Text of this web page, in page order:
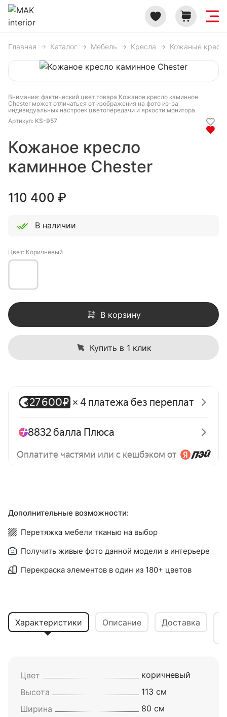
Главная Каталог Мебель Кресла Кожаные
Внимание: фактический цвет товара Кожаное кресло каминное
Chester может отличаться от изображения на фото из-за
индивидуальных настроек цветопередачи и яркости монитора.
Артикул: KS-957
Кожаное кресло
каминное Chester
110 400 ₽
В наличии
Цвет: Коричневый
В корзину
Купить в 1 клик
Дополнительные возможности:
Перетяжка мебели тканью на выбор
Получить живые фото данной модели в интерьере
Перекраска элементов в один из 180+ цветов
Характеристики Описание Доставка
Цвет
коричневый
Высота
113 см
Ширина
80 см